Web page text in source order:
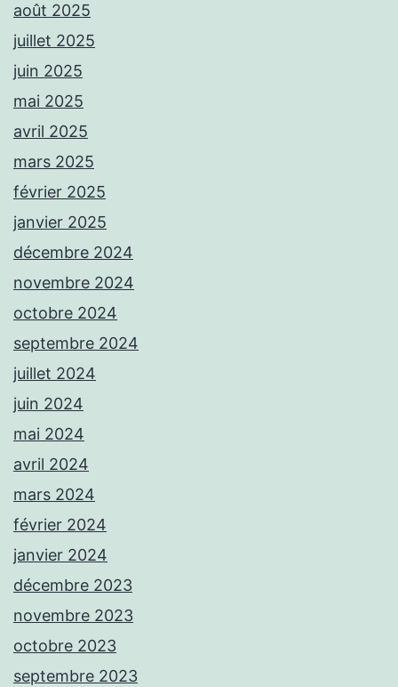
août 2025
juillet 2025
juin 2025
mai 2025
avril 2025
mars 2025
février 2025
janvier 2025
décembre 2024
novembre 2024
octobre 2024
septembre 2024
juillet 2024
juin 2024
mai 2024
avril 2024
mars 2024
février 2024
janvier 2024
décembre 2023
novembre 2023
octobre 2023
septembre 2023